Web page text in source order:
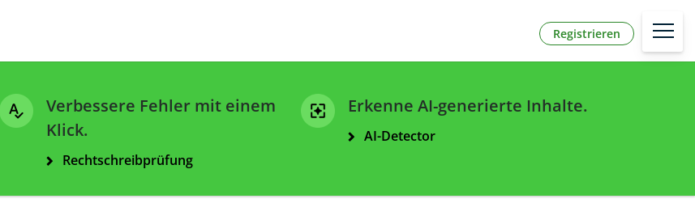
Registrieren
Verbessere Fehler mit einem
Klick.
Rechtschreibprüfung
Erkenne AI-generierte Inhalte.
AI-Detector